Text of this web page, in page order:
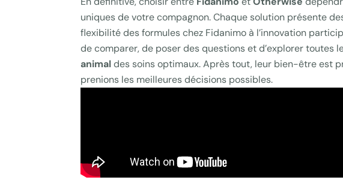
uniques de votre compagnon. Chaque solution présente
flexibilité des formules chez Fidanimo à l’innovation
de comparer, de poser des questions et d’explorer toutes
animaldes soins optimaux. Après tout, leur bien-être est
prenions les meilleures décisions possibles.